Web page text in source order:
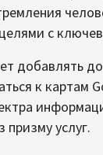
с
добавлять
к картам
призму услуг.